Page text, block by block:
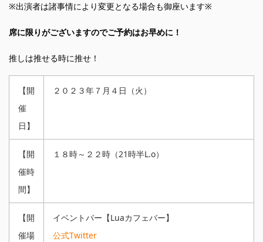
※出演者は諸事情により変更となる場合も御座います※
席に限りがございますのでご予約はお早めに！
推しは推せる時に推せ！
【開
催
日】
２０２３年７月４日（火）
【開
催時
間】
１８時～２２時（21時半L.o）
【開
催場
イベントバー【Luaカフェバー】
公式Twitter